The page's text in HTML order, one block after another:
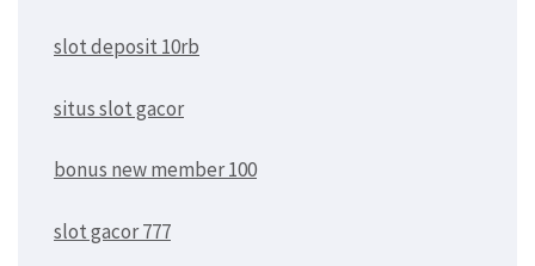
slot deposit 10rb
situs slot gacor
bonus new member 100
slot gacor 777